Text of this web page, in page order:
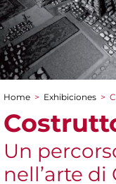
You are here
Home > Exhibiciones >
Un
nell’arte di